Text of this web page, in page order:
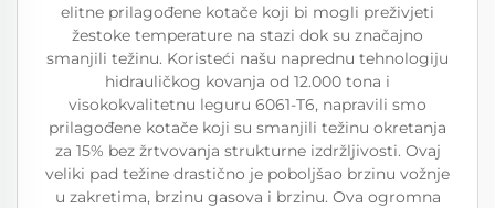
elitne prilagođene kotače koji bi mogli preživjeti
žestoke temperature na stazi dok su značajno
smanjili težinu. Koristeći našu naprednu tehnologiju
hidrauličkog kovanja od 12.000 tona i
visokokvalitetnu leguru 6061-T6, napravili smo
prilagođene kotače koji su smanjili težinu okretanja
za 15% bez žrtvovanja strukturne izdržljivosti. Ovaj
veliki pad težine drastično je poboljšao brzinu vožnje
u zakretima, brzinu gasova i brzinu. Ova ogromna